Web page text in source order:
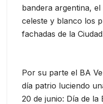
bandera argentina,
celeste y blanco los
fachadas de la
Por su parte el BA
día patrio luciendo
20 de junio: Día de la